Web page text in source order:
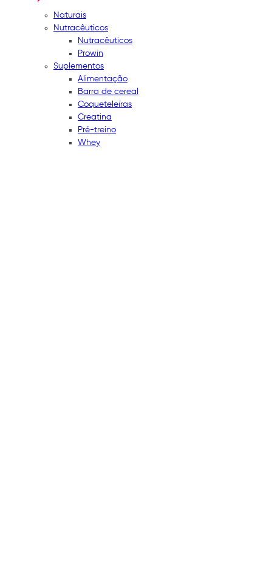
Naturais
Nutracêuticos
Nutracêuticos
Prowin
Suplementos
Alimentação
Barra de cereal
Coqueteleiras
Creatina
Pré-treino
Whey